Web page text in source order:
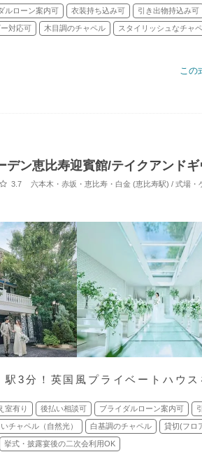
ルローン案内可 衣装持ち込み可 引き出物持込み可
対応可 木目調のチャペル スタイリッシュなチャ
この
デン恵比寿迎賓館/テイクアンド
口コミ評価
3.7 六本木・赤坂・恵比寿・白金 (恵比寿駅) / 式場・ゲストハウ
駅3分！英国風プライベートハウス
室有り 後払い相談可 ブライダルローン案内可
チャペル（自然光） 白基調のチャペル 貸切(フロ
挙式・披露宴後の二次会利用OK